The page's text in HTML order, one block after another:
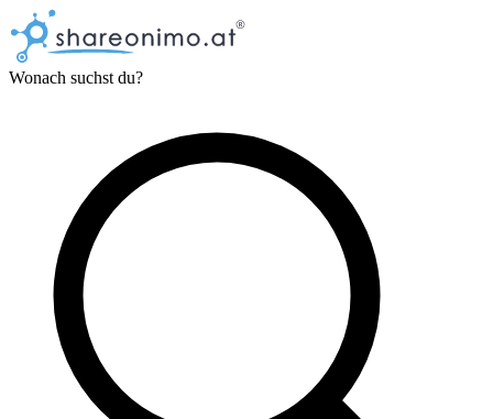
Wonach suchst du?